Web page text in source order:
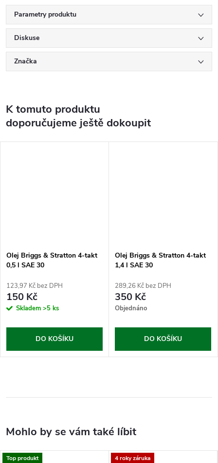
Parametry produktu
Diskuse
Značka
K tomuto produktu
doporučujeme ještě dokoupit
Olej Briggs & Stratton 4-takt
0,5 l SAE 30
123,97 Kč bez DPH
150 Kč
Skladem >5 ks
DO KOŠÍKU
Olej Briggs & Stratton 4-takt
1,4 l SAE 30
289,26 Kč bez DPH
350 Kč
Objednáno
DO KOŠÍKU
Top produkt 4 roky záruka